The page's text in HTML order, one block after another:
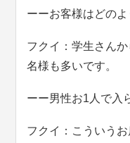
ーーお客様はどの
フクイ：学生さん
名様も多いです。
ーー男性お1人で入
フクイ：こういう